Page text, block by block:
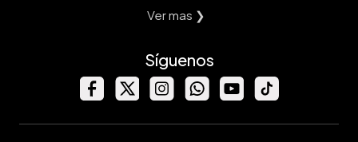
Ver mas ❯
Síguenos